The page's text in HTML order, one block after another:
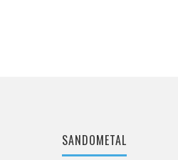
SANDOMETAL